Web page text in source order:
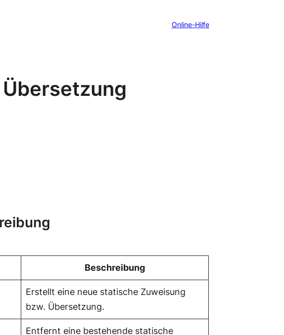
Online-Hilfe
Beschreibung
Erstellt eine neue statische Zuweisung
bzw. Übersetzung.
Entfernt eine bestehende statische